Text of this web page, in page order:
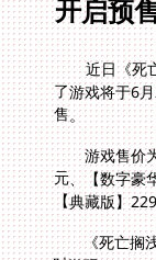
开启预
近日《死
了游戏将
售。
游戏售价
元、【数
【典藏版】
《死亡搁